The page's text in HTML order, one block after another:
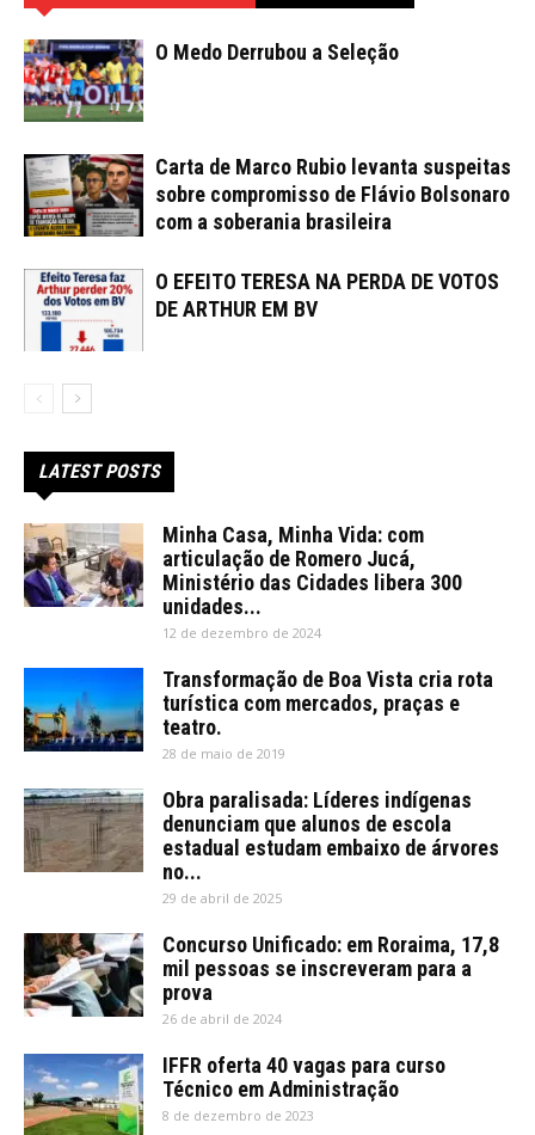
O Medo Derrubou a Seleção
Carta de Marco Rubio levanta suspeitas
sobre compromisso de Flávio Bolsonaro
com a soberania brasileira
O EFEITO TERESA NA PERDA DE VOTOS
DE ARTHUR EM BV
LATEST POSTS
Minha Casa, Minha Vida: com
articulação de Romero Jucá,
Ministério das Cidades libera 300
unidades...
12 de dezembro de 2024
Transformação de Boa Vista cria rota
turística com mercados, praças e
teatro.
28 de maio de 2019
Obra paralisada: Líderes indígenas
denunciam que alunos de escola
estadual estudam embaixo de árvores
no...
29 de abril de 2025
Concurso Unificado: em Roraima, 17,8
mil pessoas se inscreveram para a
prova
26 de abril de 2024
IFFR oferta 40 vagas para curso
Técnico em Administração
8 de dezembro de 2023